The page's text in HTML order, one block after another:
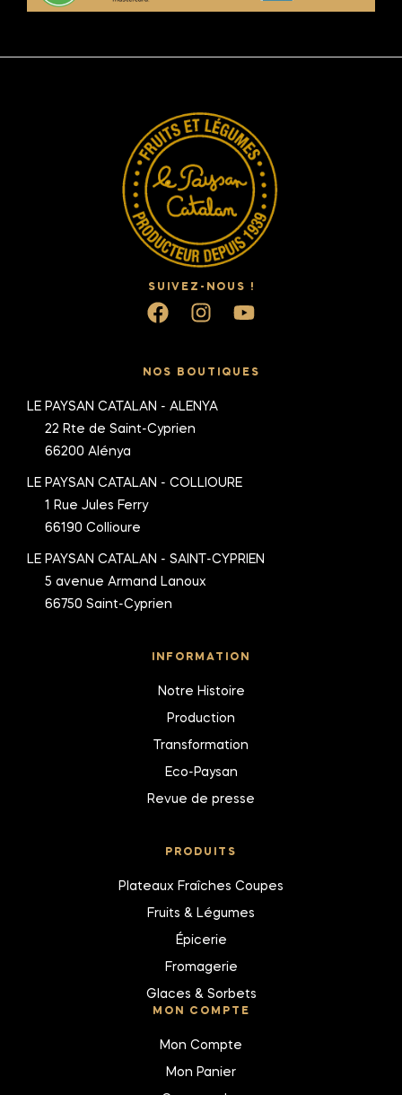
SUIVEZ-NOUS !
NOS BOUTIQUES
LE PAYSAN CATALAN - ALENYA
22 Rte de Saint-Cyprien
66200 Alénya
LE PAYSAN CATALAN - COLLIOURE
1 Rue Jules Ferry
66190 Collioure
LE PAYSAN CATALAN - SAINT-CYPRIEN
5 avenue Armand Lanoux
66750 Saint-Cyprien
INFORMATION
Notre Histoire
Production
Transformation
Eco-Paysan
Revue de presse
PRODUITS
Plateaux Fraîches Coupes
Fruits & Légumes
Épicerie
Fromagerie
Glaces & Sorbets
MON COMPTE
Mon Compte
Mon Panier